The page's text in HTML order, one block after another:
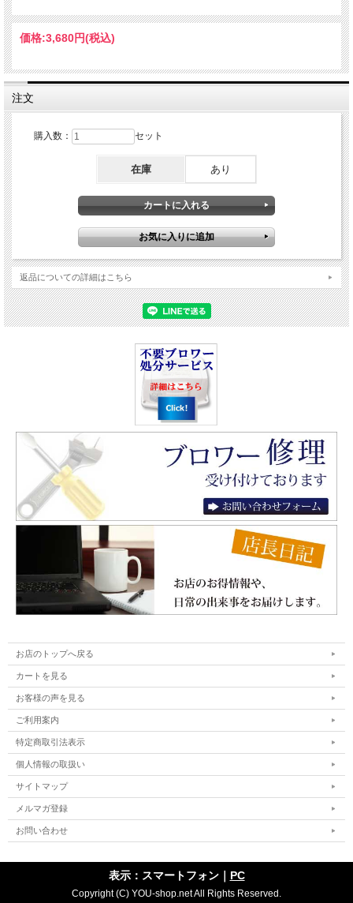
価格:3,680円(税込)
注文
購入数： セット
在庫 あり
返品についての詳細はこちら
お店のトップへ戻る
カートを見る
お客様の声を見る
ご利用案内
特定商取引法表示
個人情報の取扱い
サイトマップ
メルマガ登録
お問い合わせ
表示：スマートフォン｜ PC
Copyright (C) YOU-shop.net All Rights Reserved.